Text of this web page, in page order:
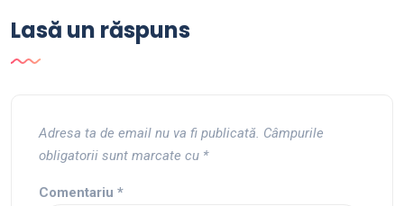
Lasă un răspuns
Adresa ta de email nu va fi publicată. Câmpurile
obligatorii sunt marcate cu *
Comentariu *